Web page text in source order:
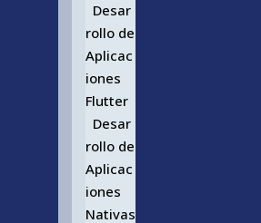
Desar
rollo de
Aplicac
iones
Flutter
Desar
rollo de
Aplicac
iones
Nativas